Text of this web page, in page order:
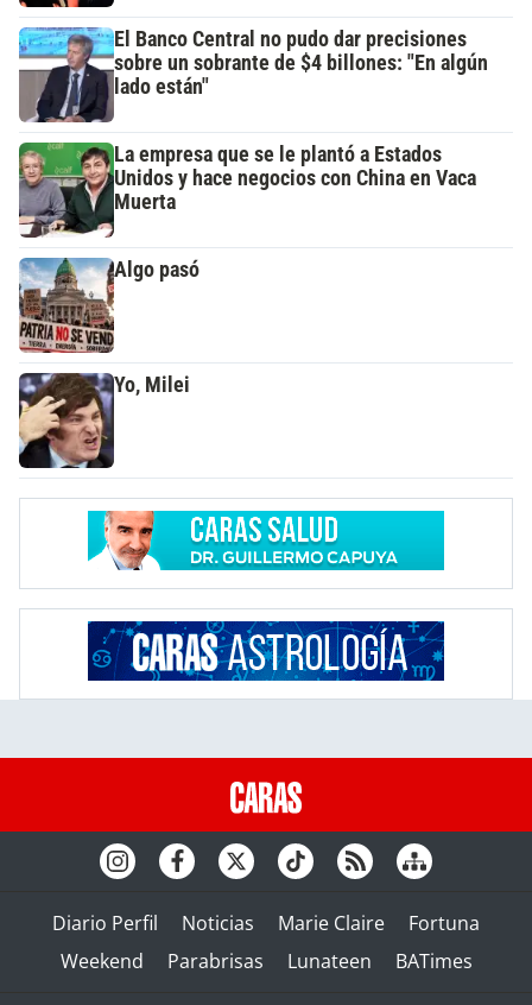
El Banco Central no pudo dar precisiones
sobre un sobrante de $4 billones: "En algún
lado están"
La empresa que se le plantó a Estados
Unidos y hace negocios con China en Vaca
Muerta
Algo pasó
Yo, Milei
Diario Perfil Noticias Marie Claire
Fortuna
Weekend
Parabrisas Lunateen BATimes